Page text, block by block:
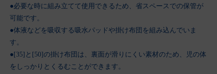
●必要な時に組み立てて使用できるため、省スペースでの保管が
可能です。
●体液などを吸収する吸水パッドや掛け布団を組み込んでいま
す。
●[35]と[50]の掛け布団は、裏面が滑りにくい素材のため、児の体
をしっかりとくるむことができます。